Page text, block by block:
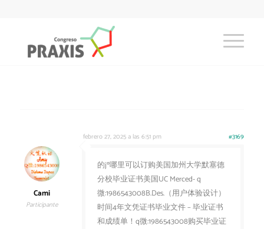
febrero 27, 2025 a las 6:51 pm #3169
Cami
Participante
的jº哪里可以订购美国加州大学默塞德
分校毕业证书美国UC Merced- q
微:1986543008B.Des.（用户体验设计）
时间4年文凭证书毕业文件 – 毕业证书
和成绩单！q微:1986543008购买毕业证